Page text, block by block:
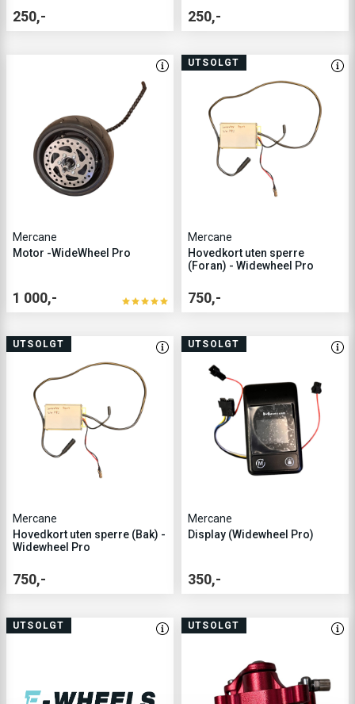
250,- 250,-
Mercane
Motor -WideWheel Pro
1 000,-
UTSOLGT
Mercane
Hovedkort uten sperre
(Foran) - Widewheel Pro
750,-
UTSOLGT
Mercane
Hovedkort uten sperre (Bak) -
Widewheel Pro
750,-
UTSOLGT
Mercane
Display (Widewheel Pro)
350,-
UTSOLGT UTSOLGT